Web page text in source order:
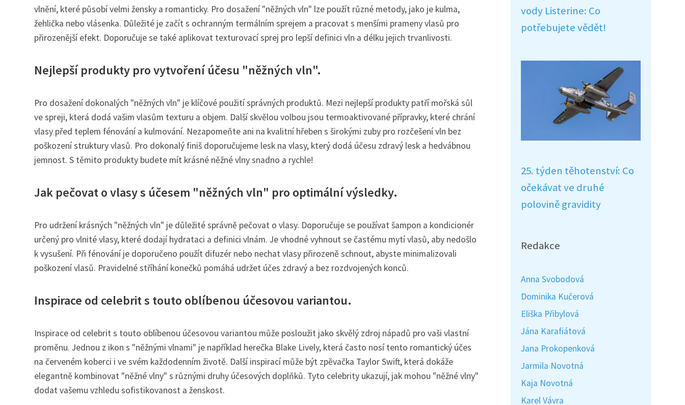
vlnění, které působí velmi žensky a romanticky. Pro dosažení "něžných vln" lze použít různé metody, jako je kulma,
žehlička nebo vlásenka. Důležité je začít s ochranným termálním sprejem a pracovat s menšími prameny vlasů pro
přirozenější efekt. Doporučuje se také aplikovat texturovací sprej pro lepší definici vln a délku jejich trvanlivosti.
Nejlepší produkty pro vytvoření účesu "něžných vln".
Pro dosažení dokonalých "něžných vln" je klíčové použití správných produktů. Mezi nejlepší produkty patří mořská sůl
ve spreji, která dodá vašim vlasům texturu a objem. Další skvělou volbou jsou termoaktivované přípravky, které chrání
vlasy před teplem fénování a kulmování. Nezapomeňte ani na kvalitní hřeben s širokými zuby pro rozčešení vln bez
poškození struktury vlasů. Pro dokonalý finiš doporučujeme lesk na vlasy, který dodá účesu zdravý lesk a hedvábnou
jemnost. S těmito produkty budete mít krásné něžné vlny snadno a rychle!
Jak pečovat o vlasy s účesem "něžných vln" pro optimální výsledky.
Pro udržení krásných "něžných vln" je důležité správně pečovat o vlasy. Doporučuje se používat šampon a kondicionér
určený pro vlnité vlasy, které dodají hydrataci a definici vlnám. Je vhodné vyhnout se častému mytí vlasů, aby nedošlo
k vysušení. Při fénování je doporučeno použít difuzér nebo nechat vlasy přirozeně schnout, abyste minimalizovali
poškození vlasů. Pravidelné stříhání konečků pomáhá udržet účes zdravý a bez rozdvojených konců.
Inspirace od celebrit s touto oblíbenou účesovou variantou.
Inspirace od celebrit s touto oblíbenou účesovou variantou může posloužit jako skvělý zdroj nápadů pro vaši vlastní
proměnu. Jednou z ikon s "něžnými vlnami" je například herečka Blake Lively, která často nosí tento romantický účes
na červeném koberci i ve svém každodenním životě. Další inspirací může být zpěvačka Taylor Swift, která dokáže
elegantně kombinovat "něžné vlny" s různými druhy účesových doplňků. Tyto celebrity ukazují, jak mohou "něžné vlny"
dodat vašemu vzhledu sofistikovanost a ženskost.
vody Listerine: Co
potřebujete vědět!
25. týden těhotenství: Co
očekávat ve druhé
polovině gravidity
Redakce
Anna Svobodová
Dominika Kučerová
Eliška Přibylová
Jána Karafiátová
Jana Prokopenková
Jarmila Novotná
Kaja Novotná
Karel Vávra